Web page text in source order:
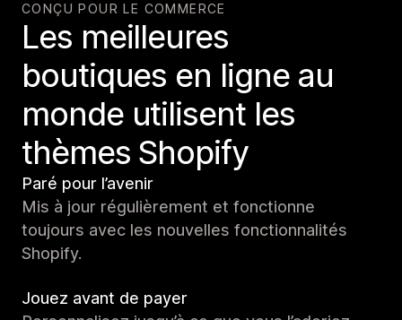
CONÇU POUR LE COMMERCE
Les meilleures
boutiques en ligne au
monde utilisent les
thèmes Shopify
Paré pour l’avenir
Mis à jour régulièrement et fonctionne
toujours avec les nouvelles fonctionnalités
Shopify.
Jouez avant de payer